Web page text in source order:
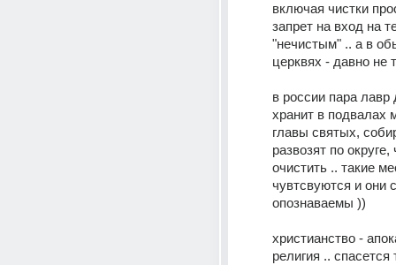
включая чистки
запрет на вход на
"нечистым" .. а в
церквях - давно не
в россии пара лавр
хранит в подвалах
главы святых,
развозят по
очистить .. такие
чувтсвуются и они
опознаваемы ))
христианство -
религия ..